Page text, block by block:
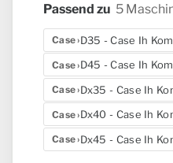
Passend zu 5
Case D35 - Case Ih
Case D45 - Case Ih
Case Dx35 - Case Ih
Case Dx40 - Case Ih
Case Dx45 - Case Ih